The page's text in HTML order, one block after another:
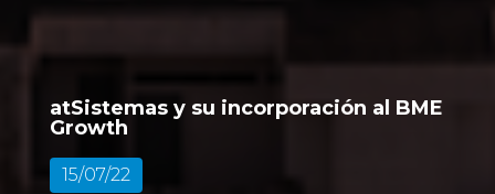
atSistemas y su incorporación al BME
Growth
15/07/22